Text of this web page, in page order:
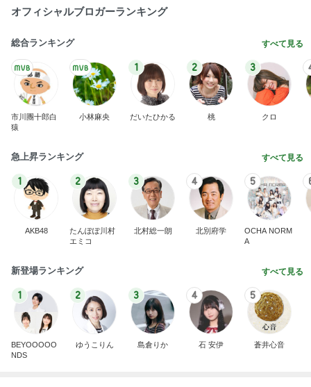
オフィシャルブロガーランキング
総合ランキング すべて見る
市川團十郎白
猿
小林麻央
1
だいたひかる
2
桃
3
クロ
急上昇ランキング すべて見る
1
AKB48
2
たんぽぽ川村
エミコ
3
北村総一朗
4
北別府学
5
OCHA NORM
A
新登場ランキング すべて見る
1
BEYOOOOO
NDS
2
ゆうこりん
3
島倉りか
4
石 安伊
5
蒼井心音